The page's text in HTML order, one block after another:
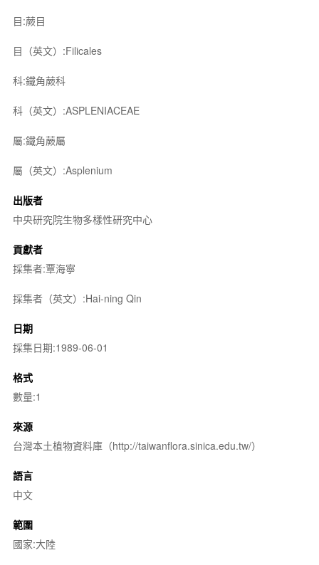
目:蕨目
目（英文）:Filicales
科:鐵角蕨科
科（英文）:ASPLENIACEAE
屬:鐵角蕨屬
屬（英文）:Asplenium
出版者
中央研究院生物多樣性研究中心
貢獻者
採集者:覃海寧
採集者（英文）:Hai-ning Qin
日期
採集日期:1989-06-01
格式
數量:1
來源
台灣本土植物資料庫（http://taiwanflora.sinica.edu.tw/）
語言
中文
範圍
國家:大陸